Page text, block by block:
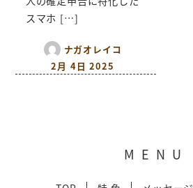
スマホ […]
ナガオレイコ
2月 4日 2025
MENU